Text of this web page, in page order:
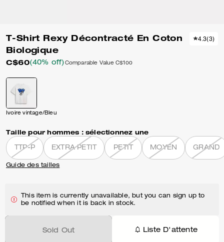
T-Shirt Rexy Décontracté En Coton
Biologique
C$60(40% off) Comparable Value C$100
4.3(3)
Ivoire vintage/Bleu
Taille pour hommes : sélectionnez une
TTP-P EXTRA PETIT PETIT MOYEN GRAND
Guide des tailles
This item is currently unavailable, but you can sign up to
be notified when it is back in stock.
Sold Out Liste D'attente